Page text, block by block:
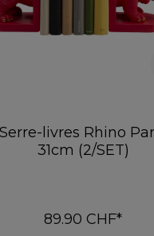
Serre-livres Rhino
31cm (2/SET)
89.90 CHF*